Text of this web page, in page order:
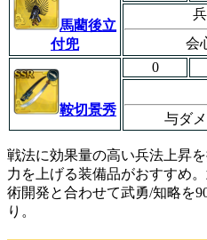
馬藺後立
付兜
会
鞍切景秀
0
与ダ
戦法に効果量の高い兵法上昇
力を上げる装備品がおすすめ
術開発と合わせて武勇/知略を
り。